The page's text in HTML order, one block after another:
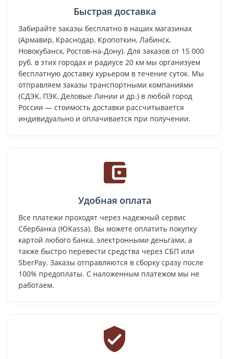
Быстрая доставка
Забирайте заказы бесплатно в наших магазинах
(Армавир, Краснодар, Кропоткин, Лабинск,
Новокубанск, Ростов-на-Дону). Для заказов от 15 000
руб. в этих городах и радиусе 20 км мы организуем
бесплатную доставку курьером в течение суток. Мы
отправляем заказы транспортными компаниями
(СДЭК, ПЭК, Деловые Линии и др.) в любой город
России — стоимость доставки рассчитывается
индивидуально и оплачивается при получении.
Удобная оплата
Все платежи проходят через надежный сервис
Сбербанка (ЮKassa). Вы можете оплатить покупку
картой любого банка, электронными деньгами, а
также быстро перевести средства через СБП или
SberPay. Заказы отправляются в сборку сразу после
100% предоплаты. С наложенным платежом мы не
работаем.